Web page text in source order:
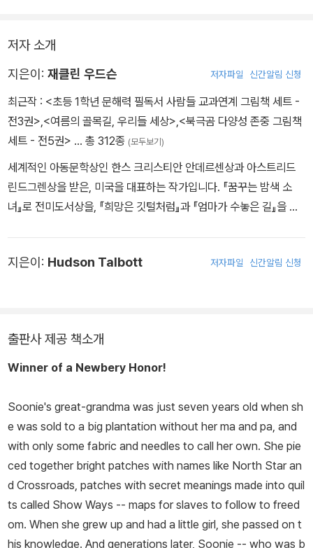
저자 소개
지은이: 재클린 우드슨 저자파일 신간알림 신청
최근작 : <초등 1학년 문해력 필독서 사람들 교과연계 그림책 세트 -
전3권>,<여름의 골목길, 우리들 세상>,<북극곰 다양성 존중 그림책
세트 - 전5권> … 총 312종 (모두보기)
세계적인 아동문학상인 한스 크리스티안 안데르센상과 아스트리드
린드그렌상을 받은, 미국을 대표하는 작가입니다. 『꿈꾸는 밤색 소
녀』로 전미도서상을, 『희망은 깃털처럼』과 『엄마가 수놓은 길』을 비
다양함을 그려낸 작품으로 어린이·청소년 문학의 영역을 넓혔고, 독
지은이: Hudson Talbott 저자파일 신간알림 신청
출판사 제공 책소개
Winner of a Newbery Honor!
Soonie's great-grandma was just seven years old when sh
e was sold to a big plantation without her ma and pa, and
with only some fabric and needles to call her own. She pie
ced together bright patches with names like North Star an
d Crossroads, patches with secret meanings made into quil
ts called Show Ways -- maps for slaves to follow to freed
om. When she grew up and had a little girl, she passed on t
his knowledge. And generations later, Soonie -- who was b